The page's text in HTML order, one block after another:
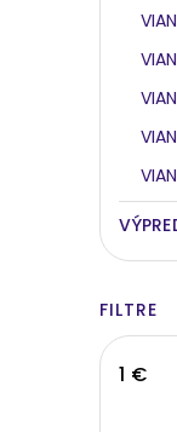
FILTRE
1 €